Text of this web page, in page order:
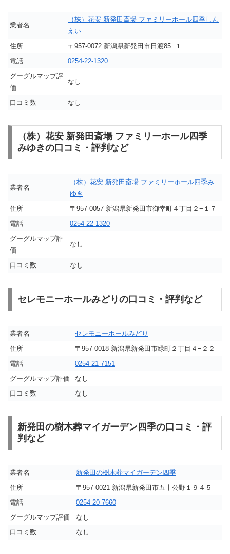
業者名
（株）花安 新発田斎場 ファミリーホール四季しん
えい
住所
〒957-0072 新潟県新発田市日渡85−１
電話
0254-22-1320
グーグルマップ評
価
なし
口コミ数 なし
（株）花安 新発田斎場 ファミリーホール四季
みゆきの口コミ・評判など
業者名
（株）花安 新発田斎場 ファミリーホール四季み
ゆき
住所
〒957-0057 新潟県新発田市御幸町４丁目２−１７
電話
0254-22-1320
グーグルマップ評
価
なし
口コミ数 なし
セレモニーホールみどりの口コミ・評判など
業者名
セレモニーホールみどり
住所
〒957-0018 新潟県新発田市緑町２丁目４−２２
電話
0254-21-7151
グーグルマップ評価
なし
口コミ数
なし
新発田の樹木葬マイガーデン四季の口コミ・評
判など
業者名
新発田の樹木葬マイガーデン四季
住所
〒957-0021 新潟県新発田市五十公野１９４５
電話
0254-20-7660
グーグルマップ評価
なし
口コミ数
なし